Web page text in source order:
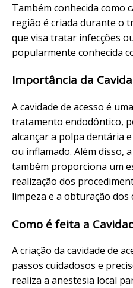
Também conhecida como
região é criada durante o
que visa tratar infecções
popularmente conhecida
Importância da
A cavidade de acesso é
tratamento endodôntico,
alcançar a polpa dentária
ou inflamado. Além disso,
também proporciona um
realização dos
limpeza e a obturação dos
Como é feita a
A criação da cavidade de
passos cuidadosos e
realiza a anestesia local